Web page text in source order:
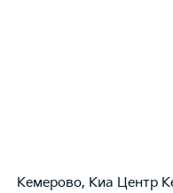
Кемерово, Киа Центр